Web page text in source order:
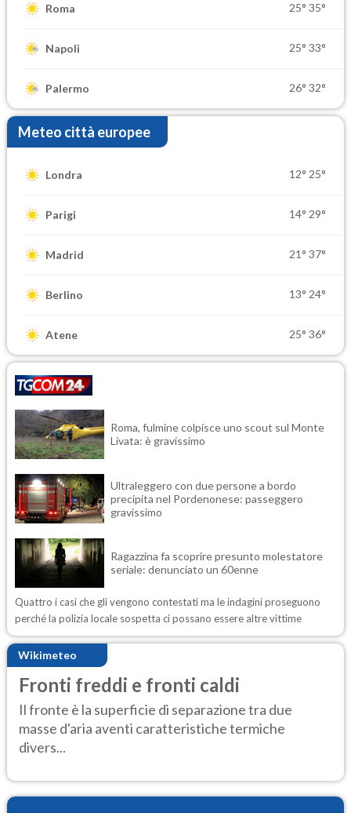
Roma 25° 35°
Napoli 25° 33°
Palermo 26° 32°
Meteo città europee
Londra 12° 25°
Parigi 14° 29°
Madrid 21° 37°
Berlino 13° 24°
Atene 25° 36°
Roma, fulmine colpisce uno scout sul Monte
Livata: è gravissimo
Ultraleggero con due persone a bordo
precipita nel Pordenonese: passeggero
gravissimo
Ragazzina fa scoprire presunto molestatore
seriale: denunciato un 60enne
Quattro i casi che gli vengono contestati ma le indagini proseguono
perché la polizia locale sospetta ci possano essere altre vittime
Wikimeteo
Fronti freddi e fronti caldi
Il fronte è la superficie di separazione tra due
masse d'aria aventi caratteristiche termiche
divers...